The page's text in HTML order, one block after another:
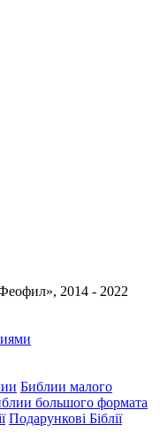
2014 - 2022
Библии малого
большого формата
Подарункові Біблії